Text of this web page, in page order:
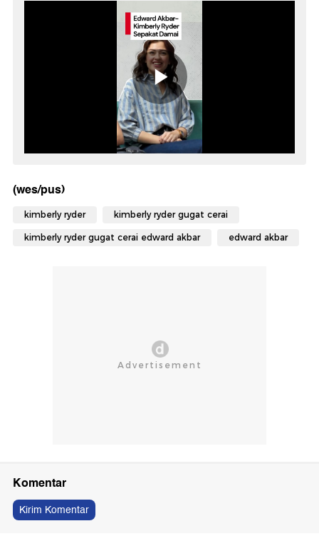
(wes/pus)
kimberly ryder kimberly ryder gugat cerai
kimberly ryder gugat cerai edward akbar edward akbar
Komentar
Kirim Komentar